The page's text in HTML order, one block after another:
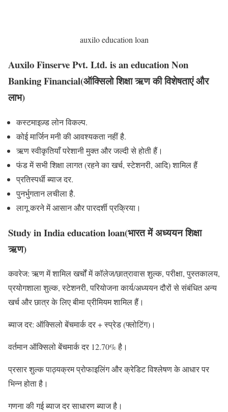
auxilo education loan
Auxilo Finserve Pvt. Ltd. is an education Non
Banking Financial(ऑक्सिलो शिक्षा ऋण की विशेषताएं और
लाभ)
कस्टमाइज़्ड लोन विकल्प.
कोई मार्जिन मनी की आवश्यकता नहीं है.
ऋण स्वीकृतियाँ परेशानी मुक्त और जल्दी से होती हैं।
फंड में सभी शिक्षा लागत (रहने का खर्च, स्टेशनरी, आदि) शामिल हैं
प्रतिस्पर्धी ब्याज दर.
पुनर्भुगतान लचीला है.
लागू करने में आसान और पारदर्शी प्रक्रिया।
Study in India education loan(भारत में अध्ययन शिक्षा
ऋण)
कवरेज: ऋण में शामिल खर्चों में कॉलेज/छात्रावास शुल्क, परीक्षा, पुस्तकालय,
प्रयोगशाला शुल्क, स्टेशनरी, परियोजना कार्य/अध्ययन दौरों से संबंधित अन्य
खर्च और छात्र के लिए बीमा प्रीमियम शामिल हैं।
ब्याज दर: ऑक्सिलो बेंचमार्क दर + स्प्रेड (फ्लोटिंग)।
वर्तमान ऑक्सिलो बेंचमार्क दर 12.70% है।
प्रसार शुल्क पाठ्यक्रम प्रोफाइलिंग और क्रेडिट विश्लेषण के आधार पर
भिन्न होता है।
गणना की गई ब्याज दर साधारण ब्याज है।